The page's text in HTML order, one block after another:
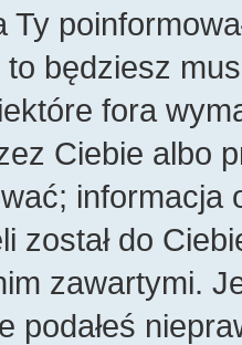
Ty
będziesz
fora
Ciebie albo
został do
zawartymi.
podałeś